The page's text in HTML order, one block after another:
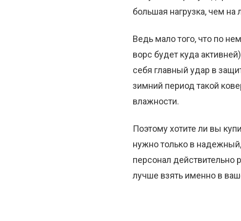
большая нагрузка, чем
Ведь мало того, что по
ворс будет куда
себя главный удар в
зимний период такой
влажности.
Поэтому хотите ли вы
нужно только в
персонал действительно
лучше взять именно в